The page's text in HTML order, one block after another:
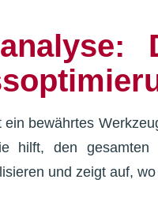
bewährtes
hilft, den
und zeigt auf,